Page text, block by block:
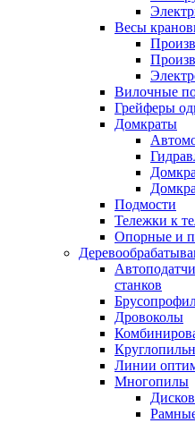
Весы
Вилочные
Грейферы
Домкраты
Подмости
Тележки к
Опорные и
станков
Дровоколы
Линии
Многопилы